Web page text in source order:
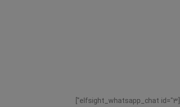
[elfsight_whatsapp_chat id="3"]